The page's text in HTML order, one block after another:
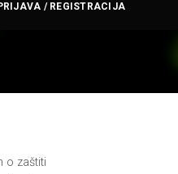
/ REGISTRACIJA
o zaštiti